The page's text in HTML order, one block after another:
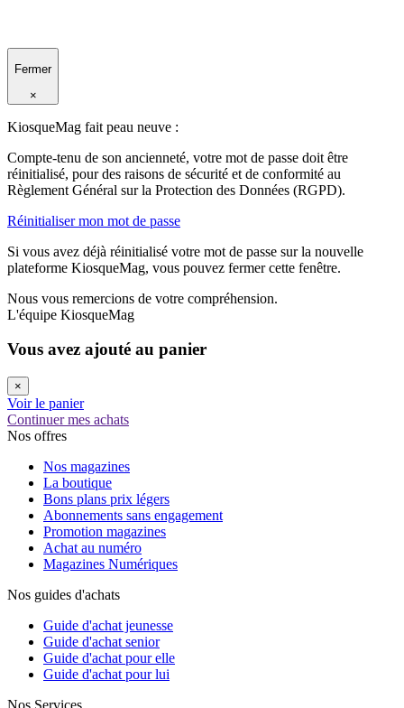
Fermer
×
KiosqueMag fait peau neuve :
Compte-tenu de son ancienneté, votre mot de passe doit être
réinitialisé, pour des raisons de sécurité et de conformité au
Règlement Général sur la Protection des Données (RGPD).
Réinitialiser mon mot de passe
Si vous avez déjà réinitialisé votre mot de passe sur la nouvelle
plateforme KiosqueMag, vous pouvez fermer cette fenêtre.
Nous vous remercions de votre compréhension.
L'équipe KiosqueMag
Vous avez ajouté au panier
×
Voir le panier
Continuer mes achats
Nos offres
Nos magazines
La boutique
Bons plans prix légers
Abonnements sans engagement
Promotion magazines
Achat au numéro
Magazines Numériques
Nos guides d'achats
Guide d'achat jeunesse
Guide d'achat senior
Guide d'achat pour elle
Guide d'achat pour lui